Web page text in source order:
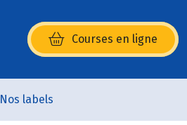
Courses en ligne
(s’ouvre dans une nouvelle
Nos labels